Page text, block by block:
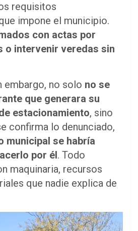
requisitos
impone el municipio.
con actas por
o intervenir veredas sin
embargo, no solo no se
que generara su
estacionamiento, sino
confirma lo denunciado,
municipal se habría
por él. Todo
maquinaria, recursos
que nadie explica de